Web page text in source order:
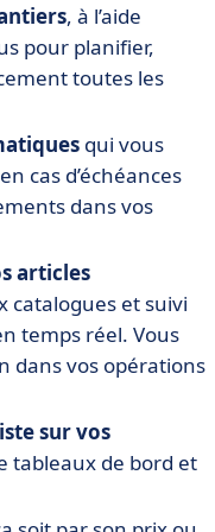
, à l’aide
pour planifier,
toutes les
qui vous
cas d’échéances
dans vos
articles
catalogues et suivi
temps réel. Vous
dans vos opérations
sur vos
tableaux de bord et